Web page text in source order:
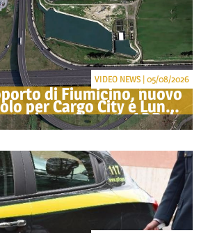
di Fiumicino, nuovo
per Cargo City e Lunga
investimento ADR da
oltre 40 milioni
VIDEO NEWS | 05/08/2026